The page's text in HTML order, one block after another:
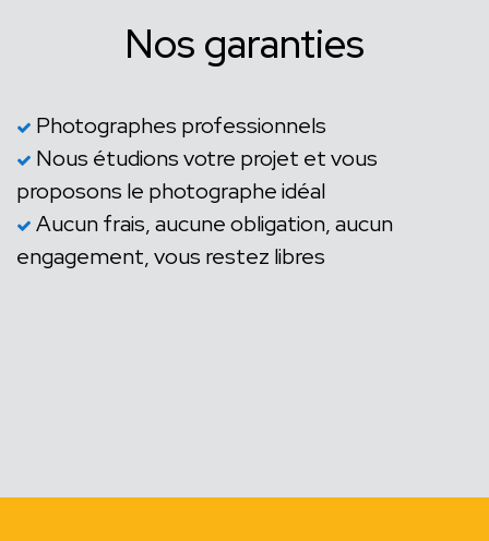
Nos garanties
Photographes professionnels
Nous étudions votre projet et vous
proposons le photographe idéal
Aucun frais, aucune obligation, aucun
engagement, vous restez libres